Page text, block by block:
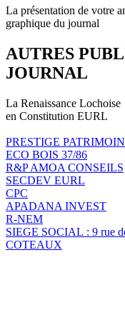
La présentation de votre
graphique du journal
AUTRES
JOURNAL
La Renaissance Lochoise
en Constitution EURL
PRESTIGE
ECO BOIS 37/86
R&P AMOA CONSEILS
SECDEV EURL
CPC
APADANA INVEST
R-NEM
SIEGE SOCIAL : 9 rue
COTEAUX